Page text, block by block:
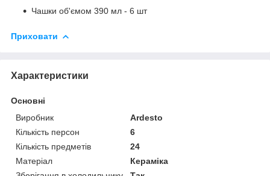
Чашки об'ємом 390 мл - 6 шт
Приховати
Характеристики
Основні
Виробник
Ardesto
Кількість персон
6
Кількість предметів
24
Матеріал
Кераміка